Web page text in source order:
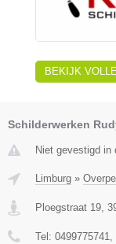
BEKIJK
Schilderwerken
Niet gevestigd in
Limburg »
Ploegstraat 19,
Tel: 0499775741,